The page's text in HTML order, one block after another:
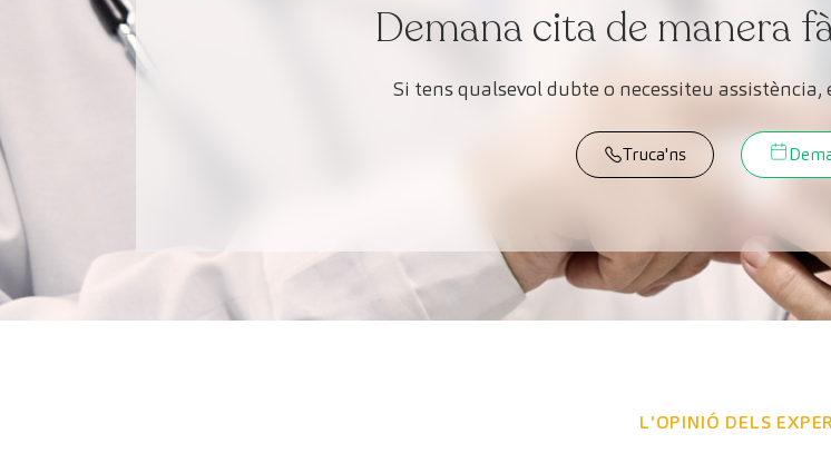
Demana cita de manera
Si tens qualsevol dubte o necessiteu
Truca'ns
L'OPINIÓ DELS